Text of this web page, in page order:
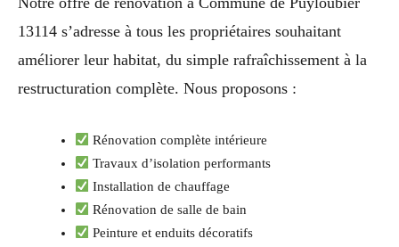
13114 s’adresse à tous les propriétaires souhaitant
améliorer leur habitat, du simple rafraîchissement à la
restructuration complète. Nous proposons :
Rénovation complète intérieure
Travaux d’isolation performants
Installation de chauffage
Rénovation de salle de bain
Peinture et enduits décoratifs